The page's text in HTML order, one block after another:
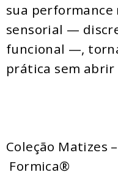
sua performance
sensorial —
funcional —,
prática sem abrir
Coleção Matizes
Formica®